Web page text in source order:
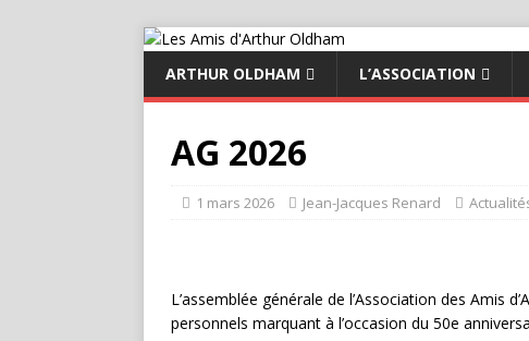
ARTHUR OLDHAM L’ASSOCIATION
AG 2026
1 mars 2026 Jean-Jacques Renard
L’assemblée générale de l’Association des Amis
personnels marquant à l’occasion du 50e